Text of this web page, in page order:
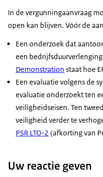
In de vergunningaanvraag
open kan blijven. Vóór de
Een onderzoek dat
een
Demonstration staat hoe
Een evaluatie volgens de
evaluatie onderzoekt ten
veiligheidseisen. Ten
veiligheid verder te
PSR LTO-2 (afkorting van
Uw reactie geven